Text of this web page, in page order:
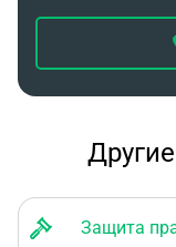
Защита